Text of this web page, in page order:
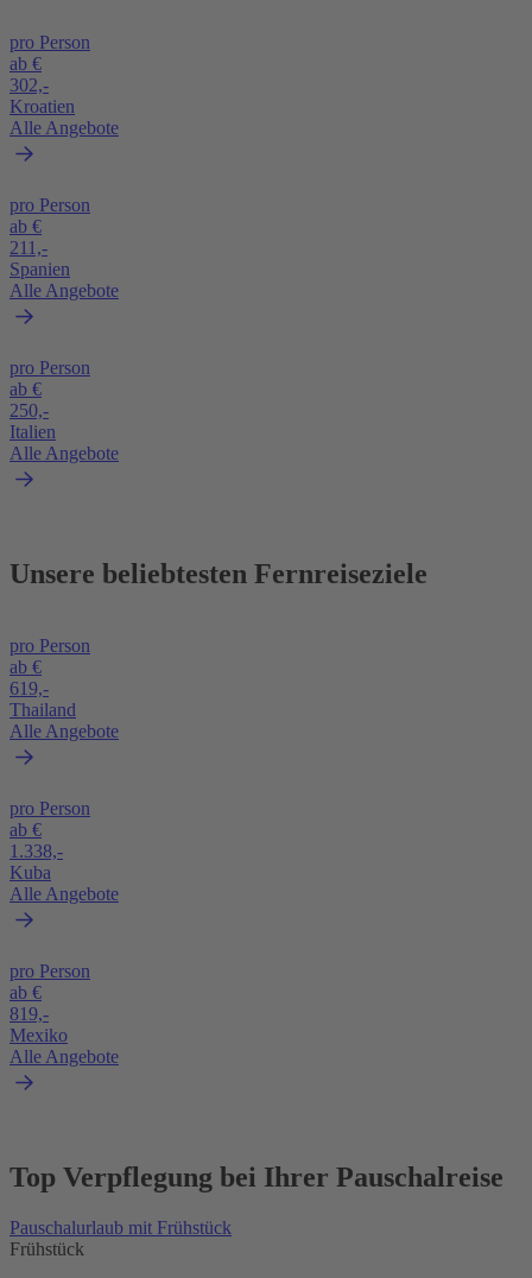
pro Person
ab €
302,-
Kroatien
Alle Angebote
pro Person
ab €
211,-
Spanien
Alle Angebote
pro Person
ab €
250,-
Italien
Alle Angebote
Unsere beliebtesten Fernreiseziele
pro Person
ab €
619,-
Thailand
Alle Angebote
pro Person
ab €
1.338,-
Kuba
Alle Angebote
pro Person
ab €
819,-
Mexiko
Alle Angebote
Top Verpflegung bei Ihrer Pauschalreise
Pauschalurlaub mit Frühstück
Frühstück